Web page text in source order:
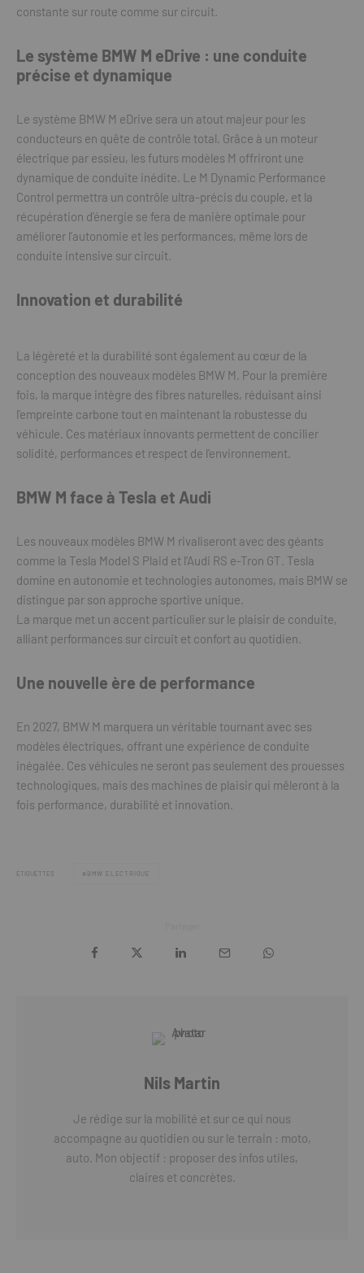
constante sur route comme sur circuit.
Le système BMW M eDrive : une conduite
précise et dynamique
Le système BMW M eDrive sera un atout majeur pour les
conducteurs en quête de contrôle total. Grâce à un moteur
électrique par essieu, les futurs modèles M offriront une
dynamique de conduite inédite. Le M Dynamic Performance
Control permettra un contrôle ultra-précis du couple, et la
récupération d’énergie se fera de manière optimale pour
améliorer l’autonomie et les performances, même lors de
conduite intensive sur circuit.
Innovation et durabilité
La légèreté et la durabilité sont également au cœur de la
conception des nouveaux modèles BMW M. Pour la première
fois, la marque intègre des fibres naturelles, réduisant ainsi
l’empreinte carbone tout en maintenant la robustesse du
véhicule. Ces matériaux innovants permettent de concilier
solidité, performances et respect de l’environnement.
BMW M face à Tesla et Audi
Les nouveaux modèles BMW M rivaliseront avec des géants
comme la Tesla Model S Plaid et l’Audi RS e-Tron GT. Tesla
domine en autonomie et technologies autonomes, mais BMW se
distingue par son approche sportive unique.
La marque met un accent particulier sur le plaisir de conduite,
alliant performances sur circuit et confort au quotidien.
Une nouvelle ère de performance
En 2027, BMW M marquera un véritable tournant avec ses
modèles électriques, offrant une expérience de conduite
inégalée. Ces véhicules ne seront pas seulement des prouesses
technologiques, mais des machines de plaisir qui mêleront à la
fois performance, durabilité et innovation.
ÉTIQUETTES BMW ELECTRIQUE
Nils Martin
Je rédige sur la mobilité et sur ce qui nous
accompagne au quotidien ou sur le terrain : moto,
auto. Mon objectif : proposer des infos utiles,
claires et concrètes.